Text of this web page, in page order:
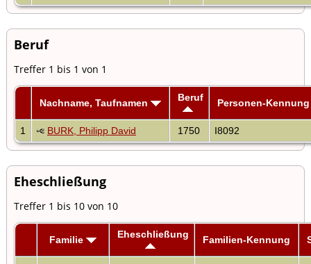
Beruf
Treffer 1 bis 1 von 1
Nachname, Taufnamen Beruf Personen-Kennung
1 BURK, Philipp David 1750 I8092
Eheschließung
Treffer 1 bis 10 von 10
Familie Eheschließung Familien-Kennung